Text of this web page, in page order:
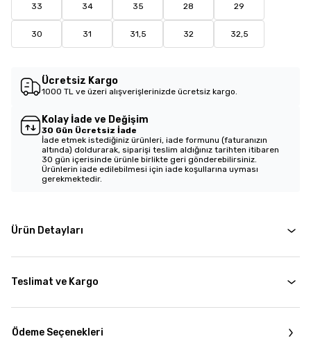
33 34 35 28 29
30 31 31,5 32 32,5
Ücretsiz Kargo
1000 TL ve üzeri alışverişlerinizde ücretsiz kargo.
Kolay İade ve Değişim
30 Gün Ücretsiz İade
İade etmek istediğiniz ürünleri, iade formunu (faturanızın
altında) doldurarak, siparişi teslim aldığınız tarihten itibaren
30 gün içerisinde ürünle birlikte geri gönderebilirsiniz.
Ürünlerin iade edilebilmesi için iade koşullarına uyması
gerekmektedir.
Ürün Detayları
Teslimat ve Kargo
Ödeme Seçenekleri